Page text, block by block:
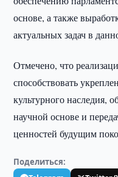
основе, а также
актуальных задач в
Отмечено, что
способствовать
культурного наследия,
научной основе и
ценностей будущим
Поделиться: